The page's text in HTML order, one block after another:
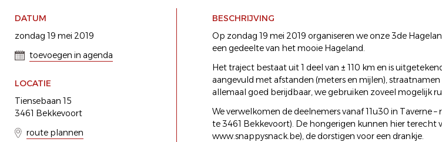
DATUM
zondag 19 mei 2019
toevoegen in agenda
LOCATIE
Tiensebaan 15
3461 Bekkevoort
route plannen
BESCHRIJVING
Op zondag 19 mei 2019 organiseren we onze 3de
een gedeelte van het mooie Hageland.
Het traject bestaat uit 1 deel van ± 110 km en is
aangevuld met afstanden (meters en mijlen),
allemaal goed berijdbaar, we gebruiken zoveel mogelijk
We verwelkomen de deelnemers vanaf 11u30 in Taverne
te 3461 Bekkevoort). De hongerigen kunnen hier terecht
www.snappysnack.be), de dorstigen voor een drankje.